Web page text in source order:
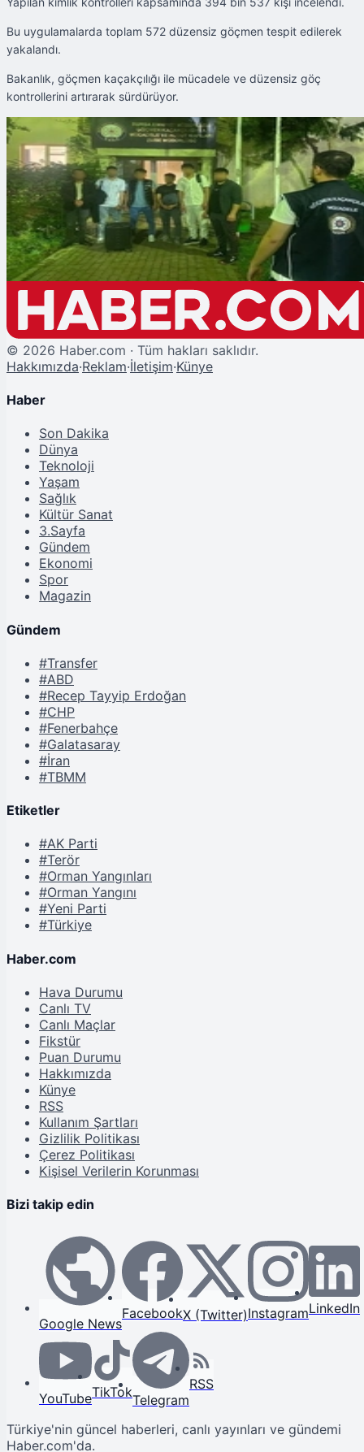
Bu uygulamalarda toplam 572 düzensiz göçmen tespit edilerek
yakalandı.
Bakanlık, göçmen kaçakçılığı ile mücadele ve düzensiz göç
kontrollerini artırarak sürdürüyor.
Şu An Okunan
Bakan Yerlikaya: 32 Kaçakçı, 572 Göçmen Yakalandı
© 2026 Haber.com · Tüm hakları saklıdır.
Hakkımızda·Reklam·İletişim·Künye
Haber
Son Dakika
Dünya
Teknoloji
Yaşam
Sağlık
Kültür Sanat
3.Sayfa
Gündem
Ekonomi
Spor
Magazin
Gündem
#Transfer
#ABD
#Recep Tayyip Erdoğan
#CHP
#Fenerbahçe
#Galatasaray
#İran
#TBMM
Etiketler
#AK Parti
#Terör
#Orman Yangınları
#Orman Yangını
#Yeni Parti
#Türkiye
Haber.com
Hava Durumu
Canlı TV
Canlı Maçlar
Fikstür
Puan Durumu
Hakkımızda
Künye
RSS
Kullanım Şartları
Gizlilik Politikası
Çerez Politikası
Kişisel Verilerin Korunması
Bizi takip edin
Google News
FacebookX (Twitter)InstagramLinkedIn
YouTubeTikTokTelegram
RSS
Türkiye'nin güncel haberleri, canlı yayınları ve gündemi
Haber.com'da.